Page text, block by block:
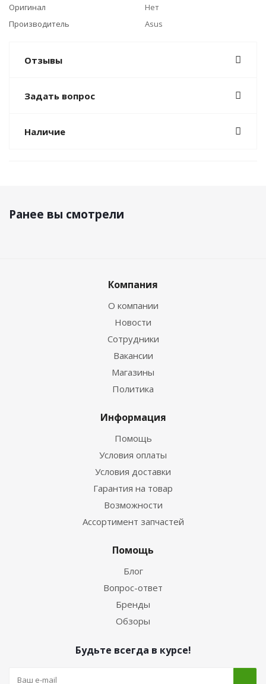
Оригинал
Нет
Производитель
Asus
Отзывы
Задать вопрос
Наличие
Ранее вы смотрели
Компания
О компании
Новости
Сотрудники
Вакансии
Магазины
Политика
Информация
Помощь
Условия оплаты
Условия доставки
Гарантия на товар
Возможности
Ассортимент запчастей
Помощь
Блог
Вопрос-ответ
Бренды
Обзоры
Будьте всегда в курсе!